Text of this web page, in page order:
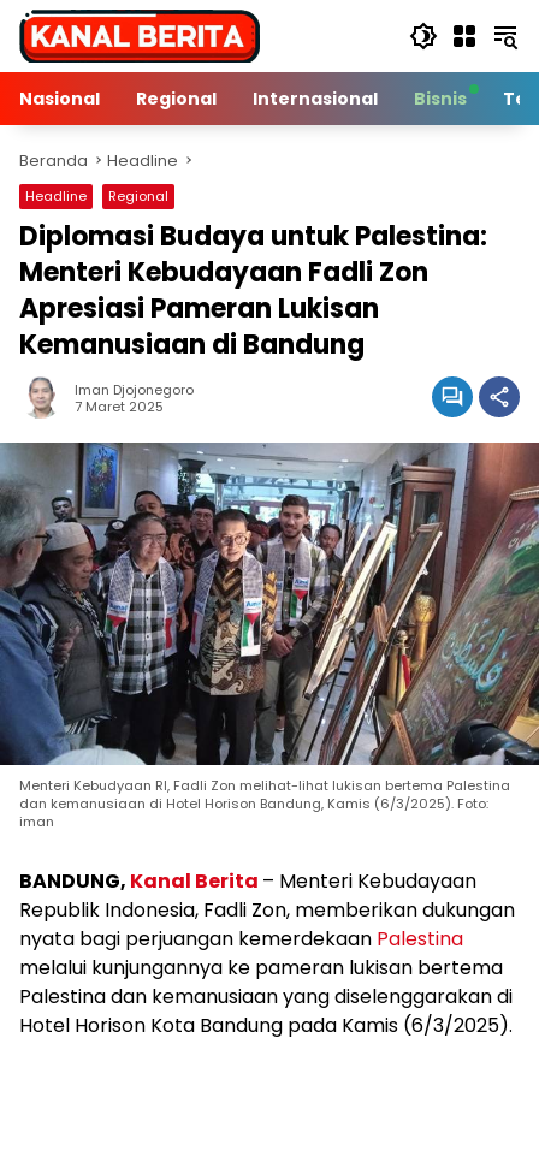
Langsung
konten
Nasional
Regional Internasional Bisnis
Beranda Headline
Headline Regional
Diplomasi Budaya untuk Palestina:
Menteri Kebudayaan Fadli Zon
Apresiasi Pameran Lukisan
Kemanusiaan di Bandung
Iman Djojonegoro
7 Maret 2025
Menteri Kebudyaan RI, Fadli Zon melihat-lihat lukisan bertema Palestina
dan kemanusiaan di Hotel Horison Bandung, Kamis (6/3/2025). Foto:
iman
BANDUNG, Kanal Berita – Menteri Kebudayaan
Republik Indonesia, Fadli Zon, memberikan dukungan
nyata bagi perjuangan kemerdekaan Palestina
melalui kunjungannya ke pameran lukisan bertema
Palestina dan kemanusiaan yang diselenggarakan di
Hotel Horison Kota Bandung pada Kamis (6/3/2025).